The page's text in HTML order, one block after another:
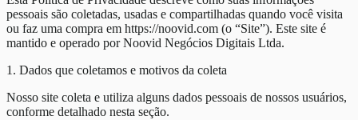
pessoais são coletadas, usadas e compartilhadas quando você visita
ou faz uma compra em https://noovid.com (o “Site”). Este site é
mantido e operado por Noovid Negócios Digitais Ltda.
1. Dados que coletamos e motivos da coleta
Nosso site coleta e utiliza alguns dados pessoais de nossos usuários,
conforme detalhado nesta seção.